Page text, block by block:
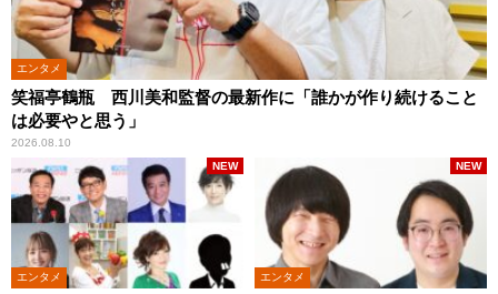
エンタメ
笑福亭鶴瓶 西川美和監督の最新作に「誰かが作り続けること
は必要やと思う」
2026.08.10
エンタメ
NEW
エンタメ
NEW